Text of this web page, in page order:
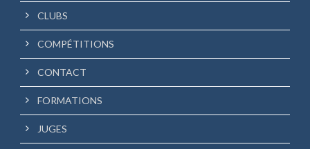
CLUBS
COMPÉTITIONS
CONTACT
FORMATIONS
JUGES